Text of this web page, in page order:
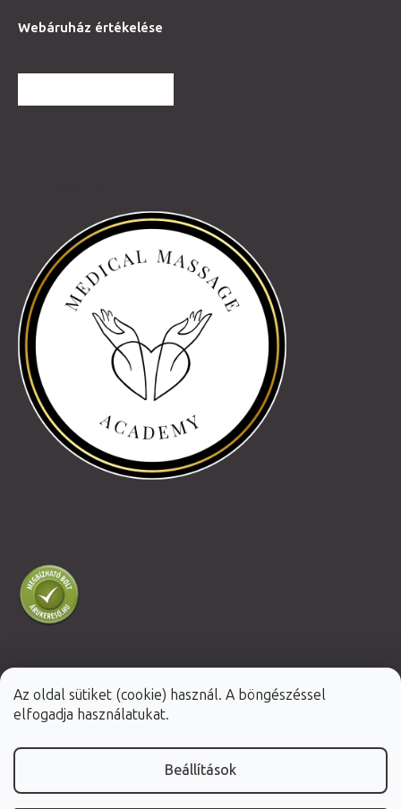
Az oldal sütiket (cookie) használ. A böngészéssel
elfogadja használatukat.
Beállítások
Webáruház értékelése
Shoptet Premium készítette